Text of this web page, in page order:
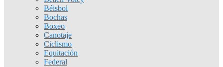
Béisbol
Bochas
Boxeo
Canotaje
Ciclismo
Equitación
Federal